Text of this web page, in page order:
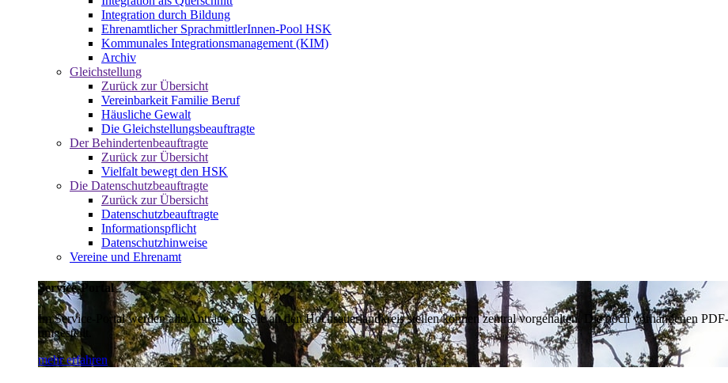
Integration durch Bildung
Ehrenamtlicher SprachmittlerInnen-Pool HSK
Kommunales Integrationsmanagement (KIM)
Archiv
Gleichstellung
Zurück zur Übersicht
Vereinbarkeit Familie Beruf
Häusliche Gewalt
Die Gleichstellungsbeauftragte
Der Behindertenbeauftragte
Zurück zur Übersicht
Vielfalt bewegt den HSK
Die Datenschutzbeauftragte
Zurück zur Übersicht
Datenschutzbeauftragte
Informationspflicht
Datenschutzhinweise
Vereine und Ehrenamt
Service-Portal
Im Service-Portal werden alle Anträge die Sie an den Hochsauerlandkreis stellen können zentral vorgehalten. Die noch vorhandenen
umgestellt.
mehr erfahren